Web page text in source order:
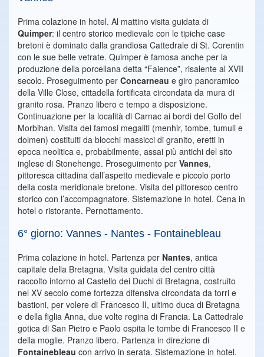
Prima colazione in hotel. Al mattino visita guidata di
Quimper: il centro storico medievale con le tipiche case
bretoni è dominato dalla grandiosa Cattedrale di St. Corentin
con le sue belle vetrate. Quimper è famosa anche per la
produzione della porcellana detta “Faience”, risalente al XVII
secolo. Proseguimento per Concarneau e giro panoramico
della Ville Close, cittadella fortificata circondata da mura di
granito rosa. Pranzo libero e tempo a disposizione.
Continuazione per la località di Carnac ai bordi del Golfo del
Morbihan. Visita dei famosi megaliti (menhir, tombe, tumuli e
dolmen) costituiti da blocchi massicci di granito, eretti in
epoca neolitica e, probabilmente, assai più antichi del sito
inglese di Stonehenge. Proseguimento per Vannes,
pittoresca cittadina dall’aspetto medievale e piccolo porto
della costa meridionale bretone. Visita del pittoresco centro
storico con l’accompagnatore. Sistemazione in hotel. Cena in
hotel o ristorante. Pernottamento.
6° giorno: Vannes - Nantes - Fontainebleau
Prima colazione in hotel. Partenza per Nantes, antica
capitale della Bretagna. Visita guidata del centro città
raccolto intorno al Castello dei Duchi di Bretagna, costruito
nel XV secolo come fortezza difensiva circondata da torri e
bastioni, per volere di Francesco II, ultimo duca di Bretagna
e della figlia Anna, due volte regina di Francia. La Cattedrale
gotica di San Pietro e Paolo ospita le tombe di Francesco II e
della moglie. Pranzo libero. Partenza in direzione di
Fontainebleau con arrivo in serata. Sistemazione in hotel.